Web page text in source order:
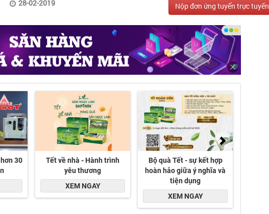
28-02-2019 Nộp đơn ứng tuyển trực tuyến